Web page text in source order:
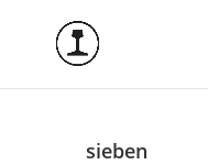
sieben